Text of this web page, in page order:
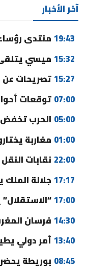
آخر الأخبار
19:43 منتدى رؤساء
15:32 ميسي
15:27تصريحات عن
07:00 توقعات
05:00 الحرب تخفض
01:00 مغاربة
22:00 نقابات
17:17جلالة
17:00
14:30 فرسان
13:40 أمر دولي
08:45 بوريطة